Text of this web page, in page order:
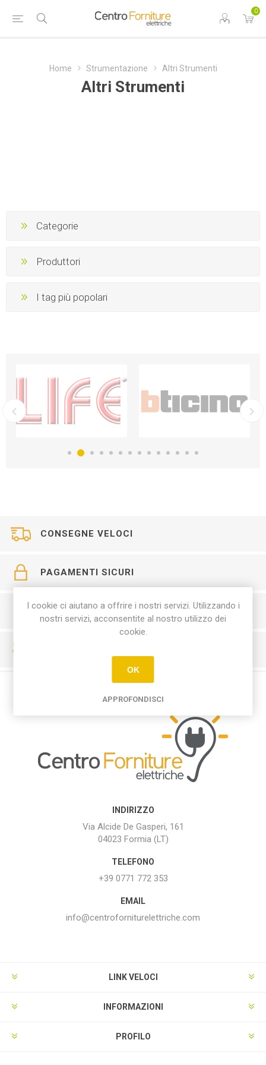
0
Home Strumentazione Altri Strumenti
Altri Strumenti
Categorie
Produttori
I tag più popolari
CONSEGNE VELOCI
PAGAMENTI SICURI
SERVIZIO CLIENTI
INDIRIZZO
Via Alcide De Gasperi, 161
04023 Formia (LT)
TELEFONO
+39 0771 772 353
EMAIL
info@centroforniturelettriche.com
LINK VELOCI
INFORMAZIONI
PROFILO
I cookie ci aiutano a offrire i nostri servizi. Utilizzando i
nostri servizi, acconsentite al nostro utilizzo dei
cookie.
OK
APPROFONDISCI